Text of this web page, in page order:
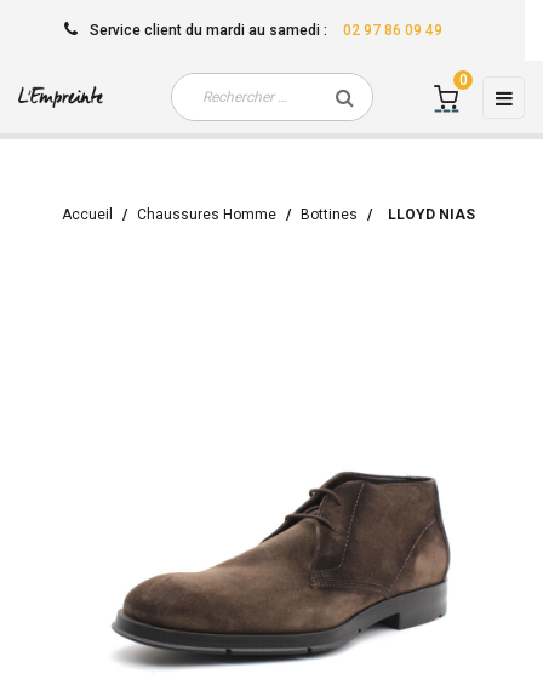
Service client du mardi au samedi : 02 97 86 09 49
☰
0
Accueil Chaussures Homme Bottines LLOYD NIAS